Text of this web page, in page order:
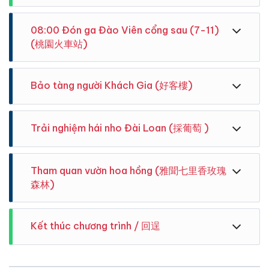
08:00 Đón ga Đào Viên cổng sau (7-11)
(桃園火車站)
Bảo tàng người Khách Gia (好客樓)
Trải nghiệm hái nho Đài Loan (採葡萄 )
Tham quan vườn hoa hồng (雅聞七里香玫瑰
森林)
Kết thúc chương trình / 回逞